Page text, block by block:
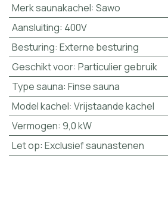
Merk saunakachel: Sawo
Aansluiting: 400V
Besturing: Externe besturing
Geschikt voor: Particulier gebruik
Type sauna: Finse sauna
Model kachel: Vrijstaande kachel
Vermogen: 9,0 kW
Let op: Exclusief saunastenen